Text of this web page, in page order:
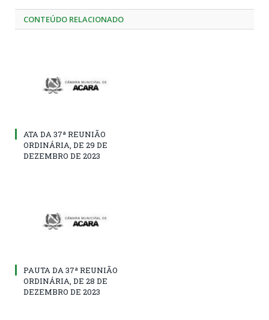
CONTEÚDO RELACIONADO
ATA DA 37ª REUNIÃO
ORDINÁRIA, DE 29 DE
DEZEMBRO DE 2023
PAUTA DA 37ª REUNIÃO
ORDINÁRIA, DE 28 DE
DEZEMBRO DE 2023